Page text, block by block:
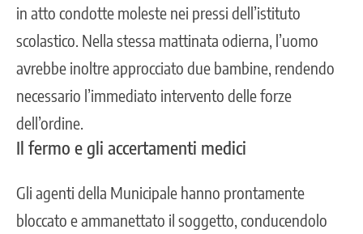
in atto condotte moleste nei pressi dell’istituto
scolastico. Nella stessa mattinata odierna, l’uomo
avrebbe inoltre approcciato due bambine, rendendo
necessario l’immediato intervento delle forze
dell’ordine.
Il fermo e gli accertamenti medici
Gli agenti della Municipale hanno prontamente
bloccato e ammanettato il soggetto, conducendolo